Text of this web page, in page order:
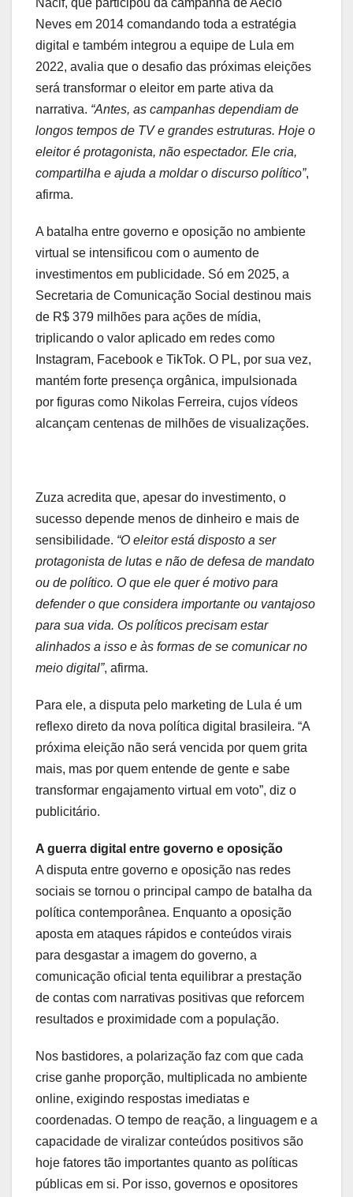
Neves em 2014 comandando toda a estratégia
digital e também integrou a equipe de Lula em
2022, avalia que o desafio das próximas eleições
será transformar o eleitor em parte ativa da
narrativa. “Antes, as campanhas dependiam de
longos tempos de TV e grandes estruturas. Hoje o
eleitor é protagonista, não espectador. Ele cria,
compartilha e ajuda a moldar o discurso político”,
afirma.
A batalha entre governo e oposição no ambiente
virtual se intensificou com o aumento de
investimentos em publicidade. Só em 2025, a
Secretaria de Comunicação Social destinou mais
de R$ 379 milhões para ações de mídia,
triplicando o valor aplicado em redes como
Instagram, Facebook e TikTok. O PL, por sua vez,
mantém forte presença orgânica, impulsionada
por figuras como Nikolas Ferreira, cujos vídeos
alcançam centenas de milhões de visualizações.
Zuza acredita que, apesar do investimento, o
sucesso depende menos de dinheiro e mais de
sensibilidade. “O eleitor está disposto a ser
protagonista de lutas e não de defesa de mandato
ou de político. O que ele quer é motivo para
defender o que considera importante ou vantajoso
para sua vida. Os políticos precisam estar
alinhados a isso e às formas de se comunicar no
meio digital”, afirma.
Para ele, a disputa pelo marketing de Lula é um
reflexo direto da nova política digital brasileira. “A
próxima eleição não será vencida por quem grita
mais, mas por quem entende de gente e sabe
transformar engajamento virtual em voto”, diz o
publicitário.
A guerra digital entre governo e oposição
A disputa entre governo e oposição nas redes
sociais se tornou o principal campo de batalha da
política contemporânea. Enquanto a oposição
aposta em ataques rápidos e conteúdos virais
para desgastar a imagem do governo, a
comunicação oficial tenta equilibrar a prestação
de contas com narrativas positivas que reforcem
resultados e proximidade com a população.
Nos bastidores, a polarização faz com que cada
crise ganhe proporção, multiplicada no ambiente
online, exigindo respostas imediatas e
coordenadas. O tempo de reação, a linguagem e a
capacidade de viralizar conteúdos positivos são
hoje fatores tão importantes quanto as políticas
públicas em si. Por isso, governos e opositores